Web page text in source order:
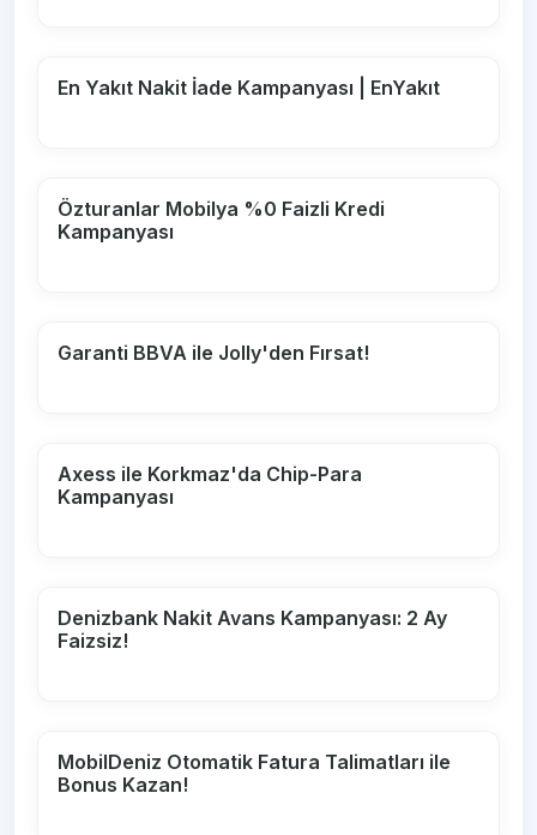
En Yakıt Nakit İade Kampanyası | EnYakıt
Özturanlar Mobilya %0 Faizli Kredi
Kampanyası
Garanti BBVA ile Jolly'den Fırsat!
Axess ile Korkmaz'da Chip-Para
Kampanyası
Denizbank Nakit Avans Kampanyası: 2 Ay
Faizsiz!
MobilDeniz Otomatik Fatura Talimatları ile
Bonus Kazan!